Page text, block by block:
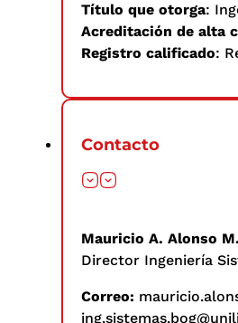
Título que otorga:
Acreditación de alta
Registro calificado:
Contacto
Mauricio A. Alonso M.
Director Ingeniería
Correo: